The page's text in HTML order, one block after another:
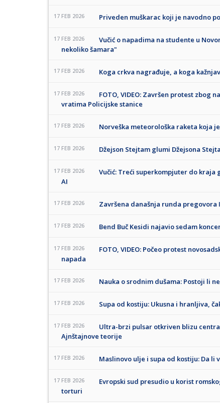
17 FEB 2026 Priveden muškarac koji je navodno
17 FEB 2026
Vučić o napadima na studente u
nekoliko šamara"
17 FEB 2026 Koga crkva nagrađuje, a koga
17 FEB 2026
FOTO, VIDEO: Završen protest zbog
vratima Policijske stanice
17 FEB 2026 Norveška meteorološka raketa koja
17 FEB 2026 Džejson Stejtam glumi Džejsona
17 FEB 2026
Vučić: Treći superkompjuter do kraja
AI
17 FEB 2026 Završena današnja runda pregovora
17 FEB 2026 Bend Buč Kesidi najavio sedam
17 FEB 2026
FOTO, VIDEO: Počeo protest
napada
17 FEB 2026 Nauka o srodnim dušama: Postoji li
17 FEB 2026 Supa od kostiju: Ukusna i hranljiva,
17 FEB 2026
Ultra-brzi pulsar otkriven blizu
Ajnštajnove teorije
17 FEB 2026 Maslinovo ulje i supa od kostiju: Da
17 FEB 2026
Evropski sud presudio u korist
torturi